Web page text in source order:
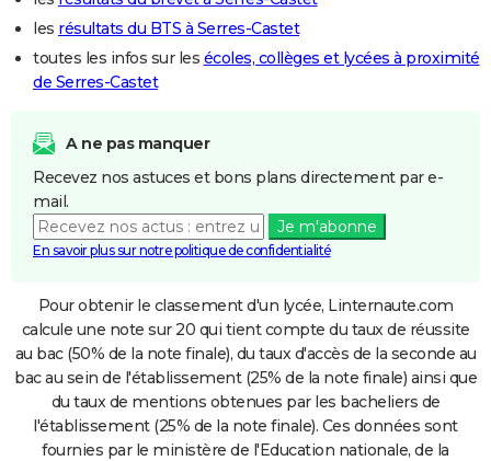
les résultats du BTS à Serres-Castet
toutes les infos sur les écoles, collèges et lycées à proximité
de Serres-Castet
A ne pas manquer
Recevez nos astuces et bons plans directement par e-
mail.
Je m'abonne
En savoir plus sur notre politique de confidentialité
Pour obtenir le classement d'un lycée, Linternaute.com
calcule une note sur 20 qui tient compte du taux de réussite
au bac (50% de la note finale), du taux d'accès de la seconde au
bac au sein de l'établissement (25% de la note finale) ainsi que
du taux de mentions obtenues par les bacheliers de
l'établissement (25% de la note finale). Ces données sont
fournies par le ministère de l'Education nationale, de la